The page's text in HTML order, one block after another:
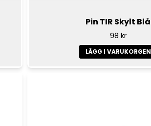
Pin TIR Skylt Blå
98 kr
LÄGG I VARUKORGEN